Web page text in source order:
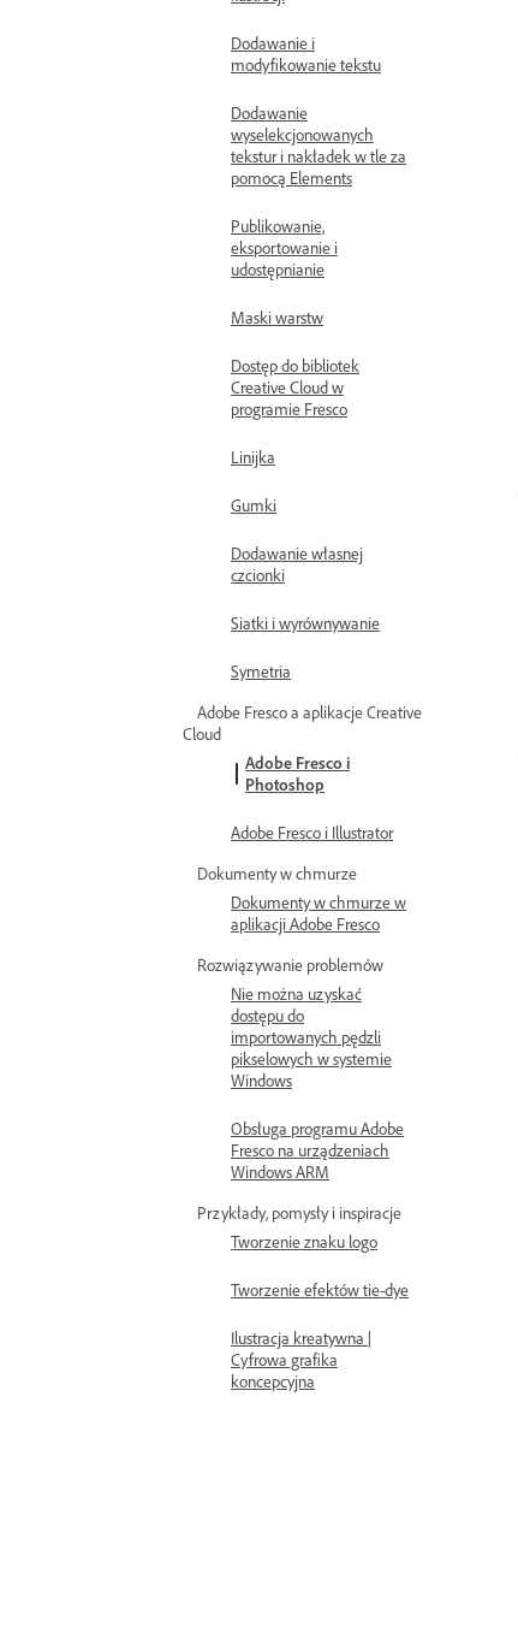
Dodawanie i
modyfikowanie tekstu
Dodawanie
wyselekcjonowanych
tekstur i nakładek w tle za
pomocą Elements
Publikowanie,
eksportowanie i
udostępnianie
Maski warstw
Dostęp do bibliotek
Creative Cloud w
programie Fresco
Linijka
Gumki
Dodawanie własnej
czcionki
Siatki i wyrównywanie
Symetria
Adobe Fresco a aplikacje Creative
Cloud
Adobe Fresco i
Photoshop
Adobe Fresco i Illustrator
Dokumenty w chmurze
Dokumenty w chmurze w
aplikacji Adobe Fresco
Rozwiązywanie problemów
Nie można uzyskać
dostępu do
importowanych pędzli
pikselowych w systemie
Windows
Obsługa programu Adobe
Fresco na urządzeniach
Windows ARM
Przykłady, pomysły i inspiracje
Tworzenie znaku logo
Tworzenie efektów tie-dye
Ilustracja kreatywna |
Cyfrowa grafika
koncepcyjna